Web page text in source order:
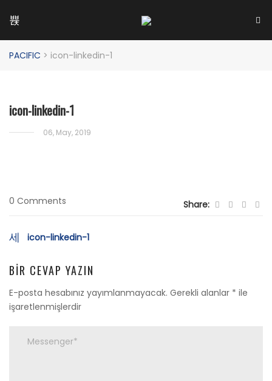
PACIFIC > icon-linkedin-1
icon-linkedin-1
06, May, 2019
0 Comments Share:
Yazı
dolaşımı
icon-linkedin-1
BIR CEVAP YAZIN
E-posta hesabınız yayımlanmayacak. Gerekli alanlar * ile
işaretlenmişlerdir